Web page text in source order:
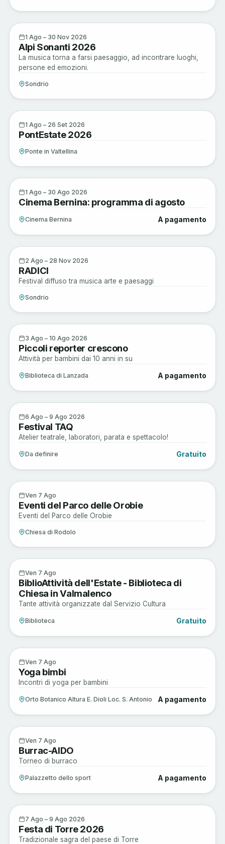
Musica e Spettacoli
1 Ago – 30 Nov 2026
Alpi Sonanti 2026
La musica torna a farsi paesaggio, ad incontrare luoghi,
persone ed emozioni.
Sondrio
Musica e Spettacoli
1 Ago – 26 Set 2026
PontEstate 2026
Ponte in Valtellina
Musica e Spettacoli
1 Ago – 30 Ago 2026
Cinema Bernina: programma di agosto
Cinema Bernina A pagamento
Musica e Spettacoli
2 Ago – 28 Nov 2026
RADICI
Festival diffuso tra musica arte e paesaggi
Sondrio
Musica e Spettacoli
3 Ago – 10 Ago 2026
Piccoli reporter crescono
Attività per bambini dai 10 anni in su
Biblioteca di Lanzada A pagamento
Arte e Cultura
6 Ago – 9 Ago 2026
Festival TAQ
Atelier teatrale, laboratori, parata e spettacolo!
Da definire Gratuito
Arte e Cultura
Ven 7 Ago
Eventi del Parco delle Orobie
Eventi del Parco delle Orobie
Chiesa di Rodolo
Musica e Spettacoli
Ven 7 Ago
BiblioAttività dell'Estate - Biblioteca di
Chiesa in Valmalenco
Tante attività organizzate dal Servizio Cultura
Biblioteca Gratuito
Musica e Spettacoli
Ven 7 Ago
Yoga bimbi
Incontri di yoga per bambini
Orto Botanico Altura E. Dioli Loc. S. Antonio A pagamento
Musica e Spettacoli
Ven 7 Ago
Burrac-AIDO
Torneo di burraco
Palazzetto dello sport A pagamento
Enogastronomia
7 Ago – 9 Ago 2026
Festa di Torre 2026
Tradizionale sagra del paese di Torre